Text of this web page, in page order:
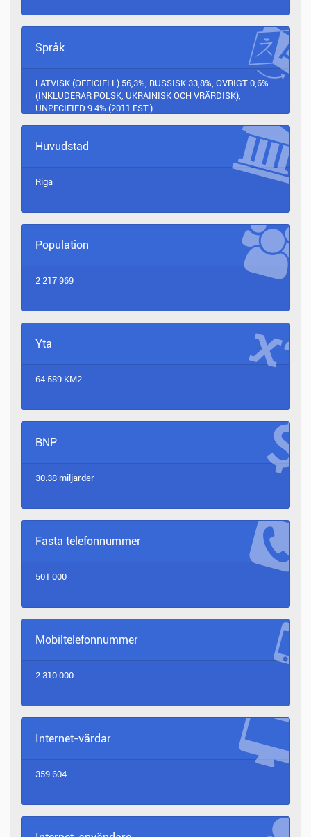
Språk
LATVISK (OFFICIELL) 56,3%, RUSSISK 33,8%, ÖVRIGT 0,6%
(INKLUDERAR POLSK, UKRAINISK OCH VRÄRDISK),
UNPECIFIED 9.4% (2011 EST.)
Huvudstad
Riga
Population
2 217 969
Yta
64 589 KM2
BNP
30.38 miljarder
Fasta telefonnummer
501 000
Mobiltelefonnummer
2 310 000
Internet-värdar
359 604